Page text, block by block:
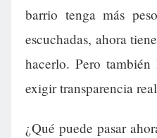
barrio tenga más
escuchadas, ahora
hacerlo. Pero
exigir transparencia
¿Qué puede pasar